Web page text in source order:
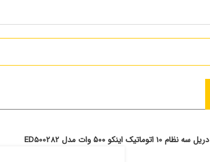
دریل سه نظام 10 اتوماتیک اینکو ۵۰۰ وات مدل ED500282